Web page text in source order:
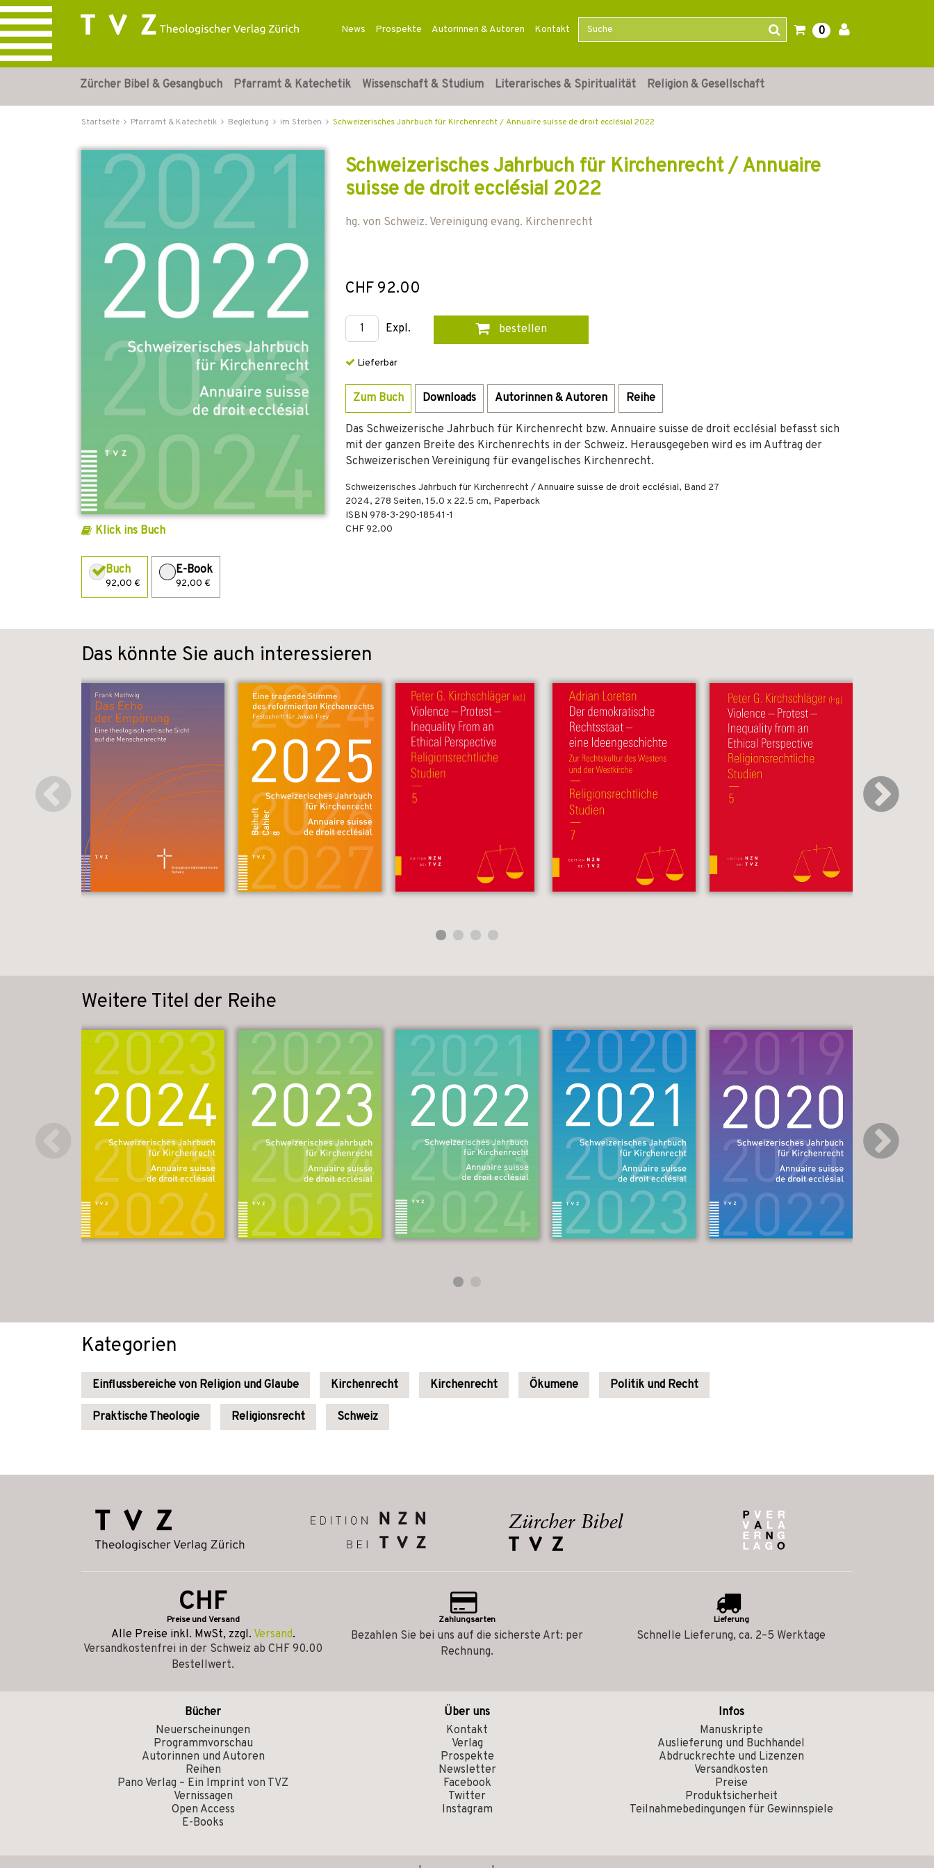
News Prospekte Autorinnen & Autoren Kontakt 0
Zürcher Bibel & Gesangbuch Pfarramt & Katechetik Wissenschaft & Studium Literarisches & Spiritualität Religion & Gesellschaft
Startseite Pfarramt & Katechetik Begleitung im Sterben Schweizerisches Jahrbuch für Kirchenrecht / Annuaire suisse de droit ecclésial 2022
Klick ins Buch
Buch
92,00 €
E-Book
92,00 €
Schweizerisches Jahrbuch für Kirchenrecht / Annuaire
suisse de droit ecclésial 2022
hg. von Schweiz. Vereinigung evang. Kirchenrecht
CHF 92.00
Expl. bestellen
Lieferbar
Zum Buch Downloads Autorinnen & Autoren Reihe
Das Schweizerische Jahrbuch für Kirchenrecht bzw. Annuaire suisse de droit ecclésial befasst sich
mit der ganzen Breite des Kirchenrechts in der Schweiz. Herausgegeben wird es im Auftrag der
Schweizerischen Vereinigung für evangelisches Kirchenrecht.
Schweizerisches Jahrbuch für Kirchenrecht / Annuaire suisse de droit ecclésial, Band 27
2024, 278 Seiten, 15.0 x 22.5 cm, Paperback
ISBN 978-3-290-18541-1
CHF 92.00
Das könnte Sie auch interessieren
Weitere Titel der Reihe
Kategorien
Einflussbereiche von Religion und Glaube Kirchenrecht Kirchenrecht Ökumene Politik und Recht
Praktische Theologie Religionsrecht Schweiz
CHF
Preise und Versand
Alle Preise inkl. MwSt, zzgl. Versand.
Versandkostenfrei in der Schweiz ab CHF 90.00
Bestellwert.
Zahlungsarten
Bezahlen Sie bei uns auf die sicherste Art: per
Rechnung.
Lieferung
Schnelle Lieferung, ca. 2–5 Werktage
Bücher
Neuerscheinungen
Programmvorschau
Autorinnen und Autoren
Reihen
Pano Verlag – Ein Imprint von TVZ
Vernissagen
Open Access
E-Books
Über uns
Kontakt
Verlag
Prospekte
Newsletter
Facebook
Twitter
Instagram
Infos
Manuskripte
Auslieferung und Buchhandel
Abdruckrechte und Lizenzen
Versandkosten
Preise
Produktsicherheit
Teilnahmebedingungen für Gewinnspiele